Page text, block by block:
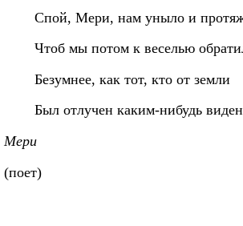
Спой, Мери, нам уныло и
Чтоб мы потом к веселью
Безумнее, как тот, кто от земли
Был отлучен каким-нибудь
Мери
(поет)